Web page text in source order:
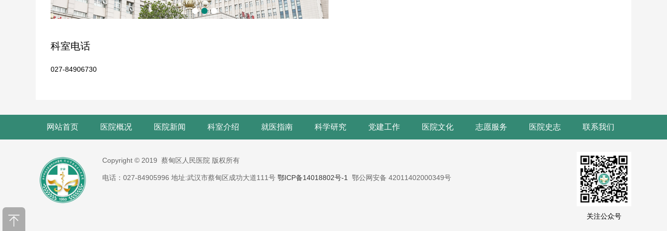
科室电话
027-84906730
网站首页 医院概况 医院新闻 科室介绍 就医指南 科学研究 党建工作 医院文化 志愿服务 医院史志 联系我们
Copyright © 2019 蔡甸区人民医院 版权所有
电话：027-84905996 地址:武汉市蔡甸区成功大道111号 鄂ICP备14018802号-1 鄂公网安备 42011402000349号
关注公众号